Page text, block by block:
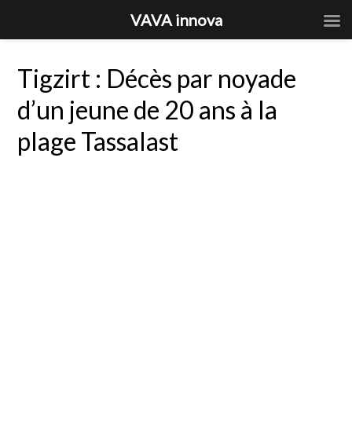
Tigzirt : Décès par noyade
d’un jeune de 20 ans à la
plage Tassalast
VAVA innova